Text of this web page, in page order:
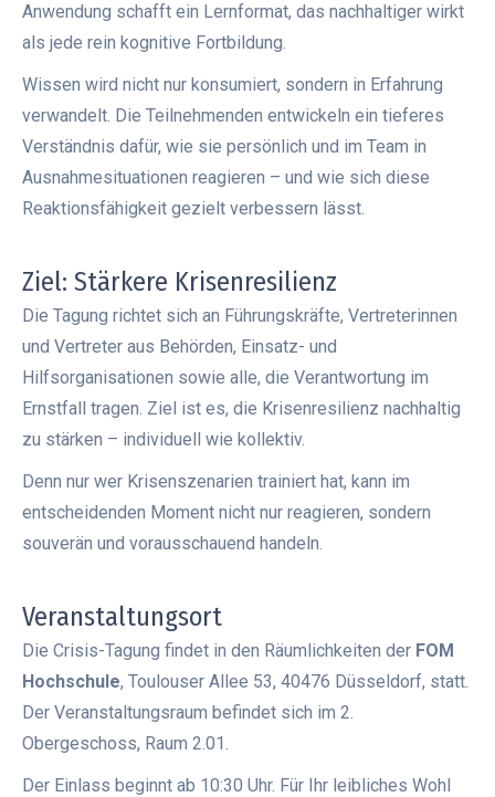
Anwendung schafft ein Lernformat, das nachhaltiger wirkt
als jede rein kognitive Fortbildung.
Wissen wird nicht nur konsumiert, sondern in Erfahrung
verwandelt. Die Teilnehmenden entwickeln ein tieferes
Verständnis dafür, wie sie persönlich und im Team in
Ausnahmesituationen reagieren – und wie sich diese
Reaktionsfähigkeit gezielt verbessern lässt.
Ziel: Stärkere Krisenresilienz
Die Tagung richtet sich an Führungskräfte, Vertreterinnen
und Vertreter aus Behörden, Einsatz- und
Hilfsorganisationen sowie alle, die Verantwortung im
Ernstfall tragen. Ziel ist es, die Krisenresilienz nachhaltig
zu stärken – individuell wie kollektiv.
Denn nur wer Krisenszenarien trainiert hat, kann im
entscheidenden Moment nicht nur reagieren, sondern
souverän und vorausschauend handeln.
Veranstaltungsort
Die Crisis-Tagung findet in den Räumlichkeiten der FOM
Hochschule, Toulouser Allee 53, 40476 Düsseldorf, statt.
Der Veranstaltungsraum befindet sich im 2.
Obergeschoss, Raum 2.01.
Der Einlass beginnt ab 10:30 Uhr. Für Ihr leibliches Wohl